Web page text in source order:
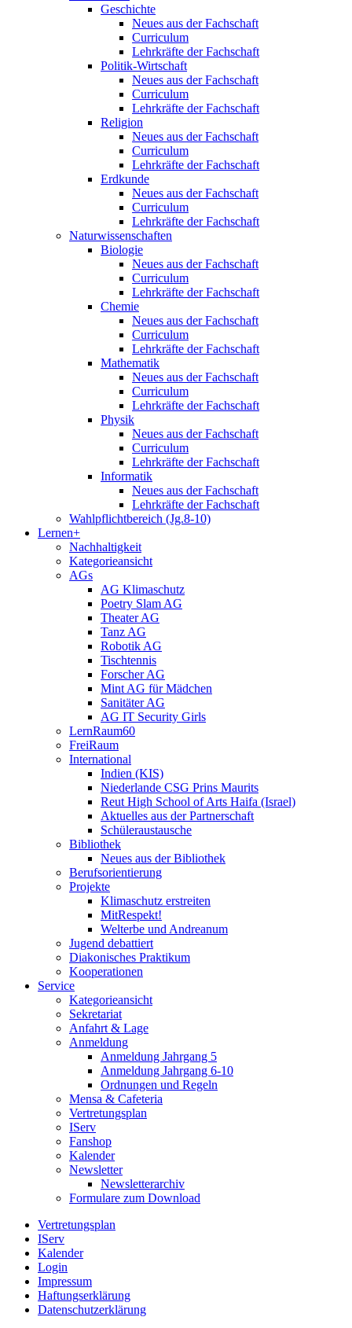
Geschichte
Neues aus der Fachschaft
Curriculum
Lehrkräfte der Fachschaft
Politik-Wirtschaft
Neues aus der Fachschaft
Curriculum
Lehrkräfte der Fachschaft
Religion
Neues aus der Fachschaft
Curriculum
Lehrkräfte der Fachschaft
Erdkunde
Neues aus der Fachschaft
Curriculum
Lehrkräfte der Fachschaft
Naturwissenschaften
Biologie
Neues aus der Fachschaft
Curriculum
Lehrkräfte der Fachschaft
Chemie
Neues aus der Fachschaft
Curriculum
Lehrkräfte der Fachschaft
Mathematik
Neues aus der Fachschaft
Curriculum
Lehrkräfte der Fachschaft
Physik
Neues aus der Fachschaft
Curriculum
Lehrkräfte der Fachschaft
Informatik
Neues aus der Fachschaft
Lehrkräfte der Fachschaft
Wahlpflichtbereich (Jg.8-10)
Lernen+
Nachhaltigkeit
Kategorieansicht
AGs
AG Klimaschutz
Poetry Slam AG
Theater AG
Tanz AG
Robotik AG
Tischtennis
Forscher AG
Mint AG für Mädchen
Sanitäter AG
AG IT Security Girls
LernRaum60
FreiRaum
International
Indien (KIS)
Niederlande CSG Prins Maurits
Reut High School of Arts Haifa (Israel)
Aktuelles aus der Partnerschaft
Schüleraustausche
Bibliothek
Neues aus der Bibliothek
Berufsorientierung
Projekte
Klimaschutz erstreiten
MitRespekt!
Welterbe und Andreanum
Jugend debattiert
Diakonisches Praktikum
Kooperationen
Service
Kategorieansicht
Sekretariat
Anfahrt & Lage
Anmeldung
Anmeldung Jahrgang 5
Anmeldung Jahrgang 6-10
Ordnungen und Regeln
Mensa & Cafeteria
Vertretungsplan
IServ
Fanshop
Kalender
Newsletter
Newsletterarchiv
Formulare zum Download
Vertretungsplan
IServ
Kalender
Login
Impressum
Haftungserklärung
Datenschutzerklärung